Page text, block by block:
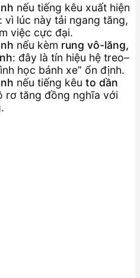
nếu tiếng kêu xuất hiện
: vì lúc này tải ngang tăng,
việc cực đại.
nếu kèm rung vô-lăng,
: đây là tín hiệu hệ treo–
học bánh xe” ổn định.
nếu tiếng kêu to dần
rơ tăng đồng nghĩa với